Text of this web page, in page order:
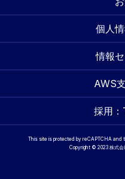
個人
情報
AWS
採用
This site is protected by reCAPTCHA and
Copyright © 2023 株式会